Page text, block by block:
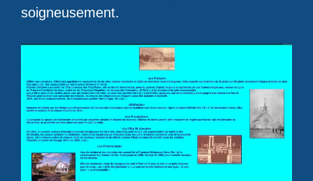
soigneusement.